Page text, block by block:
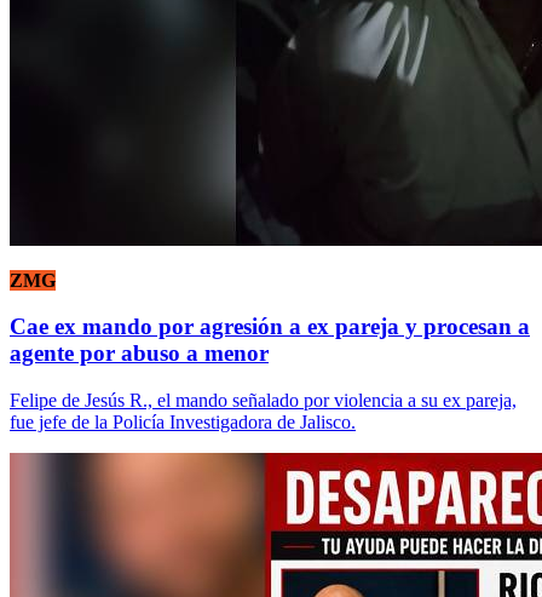
ZMG
Cae ex mando por agresión a ex pareja y procesan a
agente por abuso a menor
Felipe de Jesús R., el mando señalado por violencia a su ex pareja,
fue jefe de la Policía Investigadora de Jalisco.